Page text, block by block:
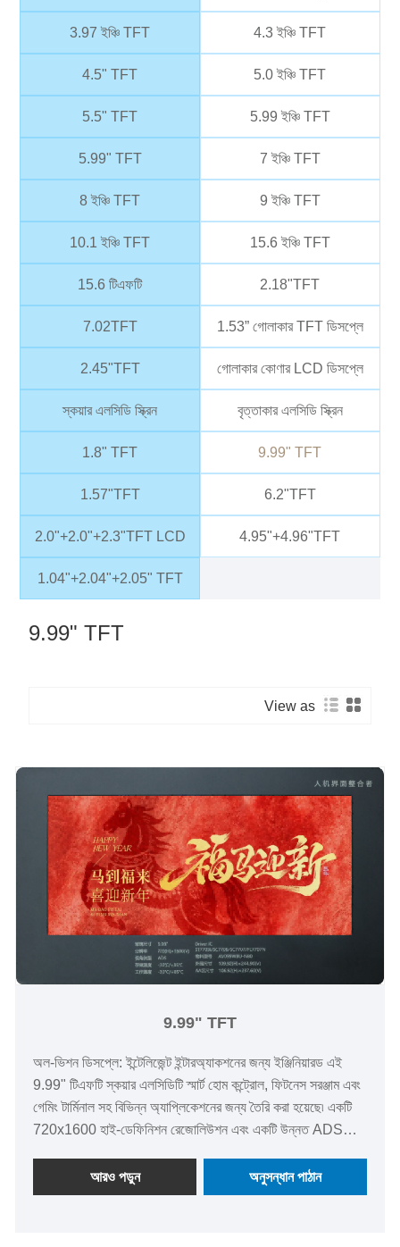
3.97 ইঞ্চি TFT 4.3 ইঞ্চি TFT
4.5" TFT 5.0 ইঞ্চি TFT
5.5" TFT 5.99 ইঞ্চি TFT
5.99" TFT 7 ইঞ্চি TFT
8 ইঞ্চি TFT 9 ইঞ্চি TFT
10.1 ইঞ্চি TFT 15.6 ইঞ্চি TFT
15.6 টিএফটি 2.18"TFT
7.02TFT 1.53” গোলাকার TFT ডিসপ্লে
2.45"TFT গোলাকার কোণার LCD ডিসপ্লে
স্কয়ার এলসিডি স্ক্রিন বৃত্তাকার এলসিডি স্ক্রিন
1.8" TFT 9.99" TFT
1.57"TFT 6.2"TFT
2.0"+2.0"+2.3"TFT LCD 4.95"+4.96"TFT
1.04"+2.04"+2.05" TFT
9.99" TFT
View as
9.99" TFT
অল-ভিশন ডিসপ্লে: ইন্টেলিজেন্ট ইন্টারঅ্যাকশনের জন্য ইঞ্জিনিয়ারড এই
9.99" টিএফটি স্কয়ার এলসিডিটি স্মার্ট হোম কন্ট্রোল, ফিটনেস সরঞ্জাম এবং
গেমিং টার্মিনাল সহ বিভিন্ন অ্যাপ্লিকেশনের জন্য তৈরি করা হয়েছে৷ একটি
720x1600 হাই-ডেফিনিশন রেজোলিউশন এবং একটি উন্নত ADS
LCD-কে সমর্থন করে একটি উচ্চ-প্রেক্ষিত সমাধান হিসাবে স্পন্দনশীল রঙ
এবং তীক্ষ্ণ বিবরণ সরবরাহ করে৷ অপারেটিং তাপমাত্রা পরিসীমা -30℃ থেকে
আরও পড়ুন অনুসন্ধান পাঠান